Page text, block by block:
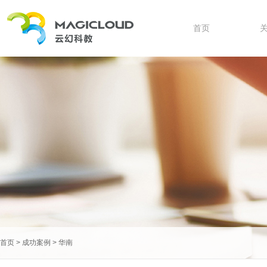
首页
首页 > 成功案例 > 华南